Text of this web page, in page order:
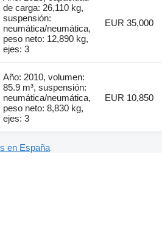
de carga: 26,110 kg,
suspensión:
neumática/neumática,
peso neto: 12,890 kg,
ejes: 3
EUR 35,000
Año: 2010, volumen:
85.9 m³, suspensión:
neumática/neumática,
peso neto: 8,830 kg,
ejes: 3
EUR 10,850
en España